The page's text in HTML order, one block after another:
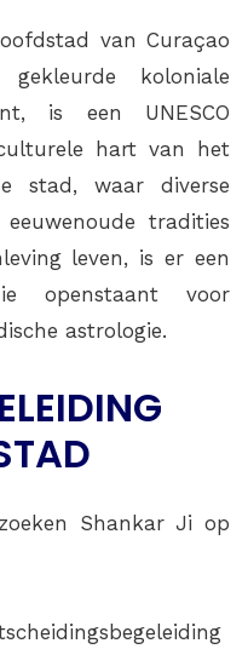
van Curaçao
koloniale
is een UNESCO
hart van het
stad, waar diverse
tradities
leven, is er een
openstaant voor
astrologie.
Shankar Ji op